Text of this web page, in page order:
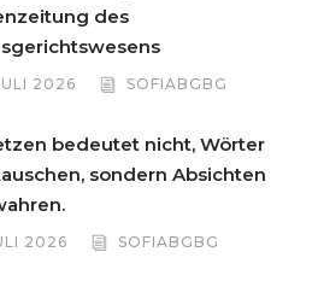
des
2026 SOFIABGBG
bedeutet nicht, Wörter
sondern Absichten
2026 SOFIABGBG